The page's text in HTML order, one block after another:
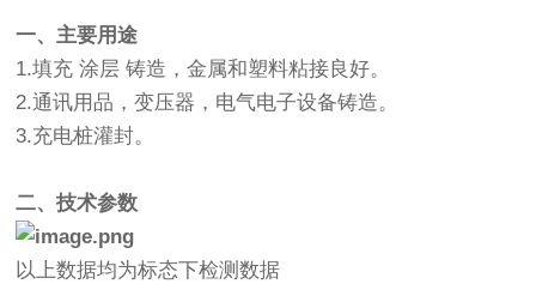
一、主要用途
1.填充 涂层 铸造，金属和塑料粘接良好。
2.通讯用品，变压器，电气电子设备铸造。
3.充电桩灌封。
二、技术参数
以上数据均为标态下检测数据